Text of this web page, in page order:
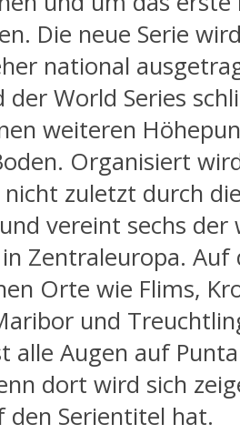
Die neue Serie
national
der World Series
weiteren
Organisiert
zuletzt durch
vereint sechs der
in Zentraleuropa. Auf
Orte wie Flims,
und
alle Augen auf
dort wird sich
Serientitel hat.